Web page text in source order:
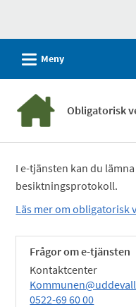
självservice
kommun
L Meny
Obligatorisk
I e-tjänsten kan du
besiktningsprotokoll.
Läs mer om
Frågor om e-tjänsten
Kontaktcenter
0522-69 60 00